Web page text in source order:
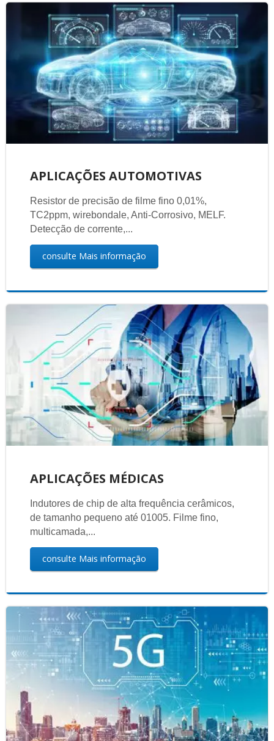
APLICAÇÕES AUTOMOTIVAS
Resistor de precisão de filme fino 0,01%,
TC2ppm, wirebondale, Anti-Corrosivo, MELF.
Detecção de corrente,...
consulte Mais informação
APLICAÇÕES MÉDICAS
Indutores de chip de alta frequência cerâmicos,
de tamanho pequeno até 01005. Filme fino,
multicamada,...
consulte Mais informação